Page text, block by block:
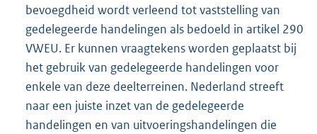
bevoegdheid wordt verleend tot vaststelling van
gedelegeerde handelingen als bedoeld in artikel 290
VWEU. Er kunnen vraagtekens worden geplaatst bij
het gebruik van gedelegeerde handelingen voor
enkele van deze deelterreinen. Nederland streeft
naar een juiste inzet van de gedelegeerde
handelingen en van uitvoeringshandelingen die